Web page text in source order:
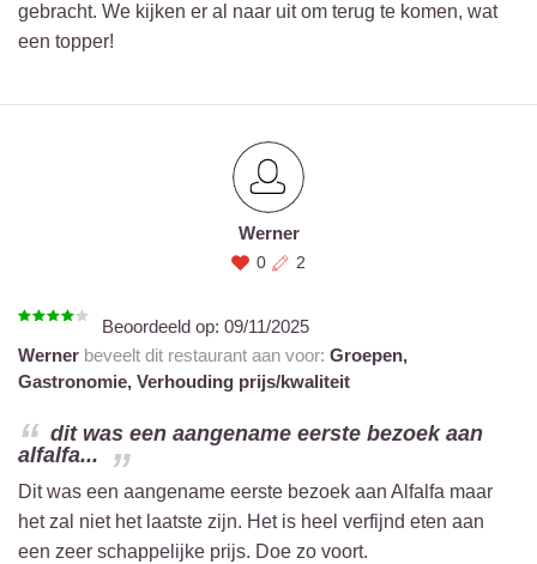
gebracht. We kijken er al naar uit om terug te komen, wat
een topper!
Werner
0 2
Beoordeeld op: 09/11/2025
Werner beveelt dit restaurant aan voor: Groepen,
Gastronomie, Verhouding prijs/kwaliteit
dit was een aangename eerste bezoek aan
alfalfa...
Dit was een aangename eerste bezoek aan Alfalfa maar
het zal niet het laatste zijn. Het is heel verfijnd eten aan
een zeer schappelijke prijs. Doe zo voort.